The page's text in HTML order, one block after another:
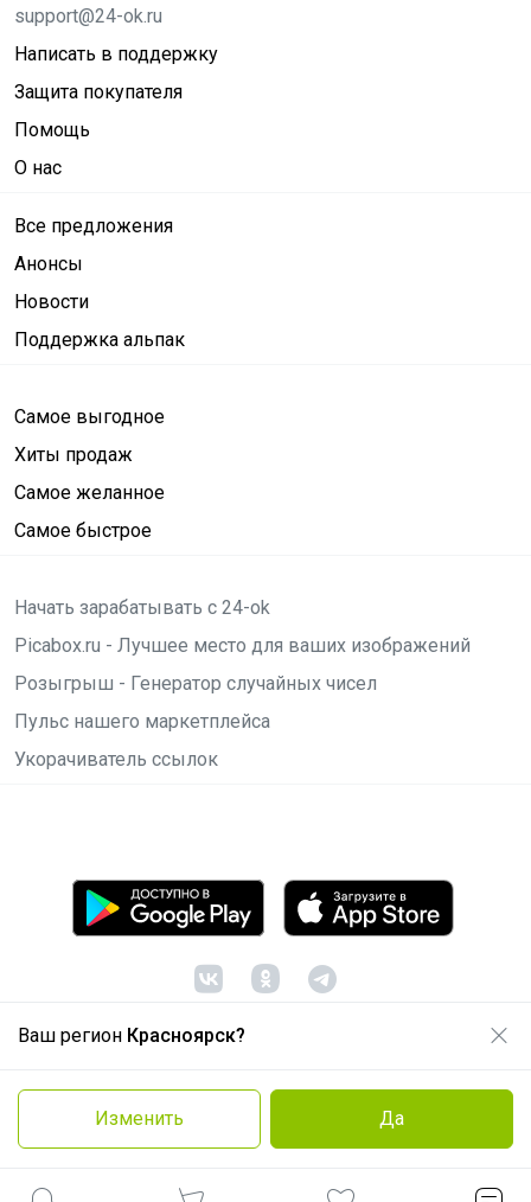
Ваш регион Красноярск?
Изменить Да
support@24-ok.ru
Написать в поддержку
Защита покупателя
Помощь
О нас
Все предложения
Анонсы
Новости
Поддержка альпак
Самое выгодное
Хиты продаж
Самое желанное
Самое быстрое
Начать зарабатывать с 24-ok
Picabox.ru - Лучшее место для ваших изображений
Розыгрыш - Генератор случайных чисел
Пульс нашего маркетплейса
Укорачиватель ссылок
© ООО "Лявита", ОГРН 1122468054070, 2012 -2026
Политика конфиденциальности
Cоглашение пользователя